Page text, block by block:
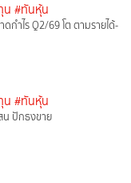
น #ทันหุ้น
กำไร Q2/69 โต ตามรายได้-
น #ทันหุ้น
น ปักธงขาย